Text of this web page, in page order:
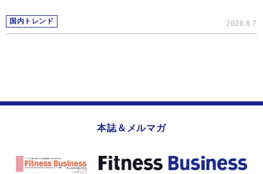
国内トレンド 2026.8.7
本誌＆メルマガ